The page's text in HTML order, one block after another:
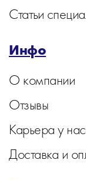
Статьи
Инфо
О компании
Отзывы
Карьера у нас
Доставка и